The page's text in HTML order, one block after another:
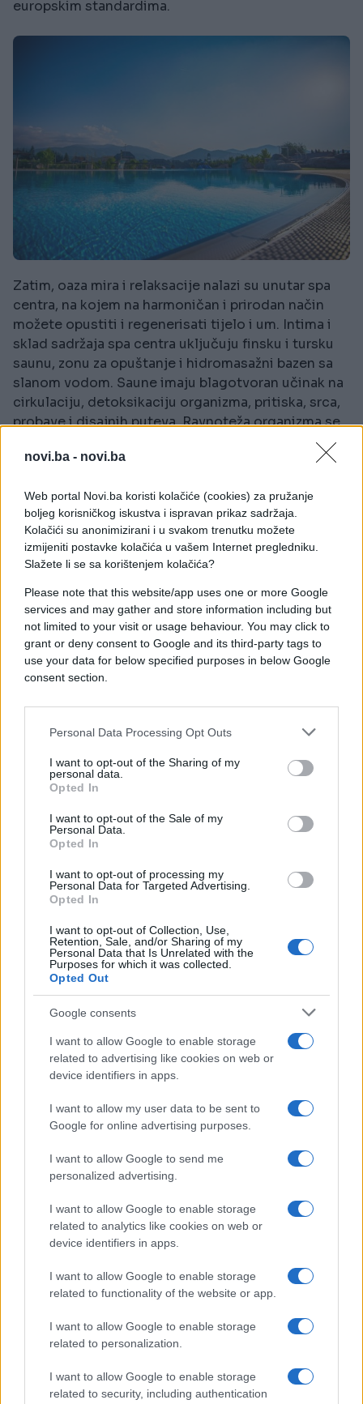
novi.ba - novi.ba
Web portal Novi.ba koristi kolačiće (cookies) za pružanje
boljeg korisničkog iskustva i ispravan prikaz sadržaja.
Kolačići su anonimizirani i u svakom trenutku možete
izmijeniti postavke kolačića u vašem Internet pregledniku.
Slažete li se sa korištenjem kolačića?
Please note that this website/app uses one or more Google
services and may gather and store information including but
not limited to your visit or usage behaviour. You may click to
grant or deny consent to Google and its third-party tags to
use your data for below specified purposes in below Google
consent section.
Personal Data Processing Opt Outs
I want to opt-out of the Sharing of my
personal data.
Opted In
I want to opt-out of the Sale of my
Personal Data.
Opted In
I want to opt-out of processing my
Personal Data for Targeted Advertising.
Opted In
I want to opt-out of Collection, Use,
Retention, Sale, and/or Sharing of my
Personal Data that Is Unrelated with the
Purposes for which it was collected.
Opted Out
Google consents
I want to allow Google to enable storage
related to advertising like cookies on web or
device identifiers in apps.
I want to allow my user data to be sent to
Google for online advertising purposes.
I want to allow Google to send me
personalized advertising.
I want to allow Google to enable storage
related to analytics like cookies on web or
device identifiers in apps.
I want to allow Google to enable storage
related to functionality of the website or app.
I want to allow Google to enable storage
related to personalization.
I want to allow Google to enable storage
related to security, including authentication
europskim standardima.
Zatim, oaza mira i relaksacije nalazi su unutar spa
centra, na kojem na harmoničan i prirodan način
možete opustiti i regenerisati tijelo i um. Intima i
sklad sadržaja spa centra uključuju finsku i tursku
saunu, zonu za opuštanje i hidromasažni bazen sa
slanom vodom. Saune imaju blagotvoran učinak na
cirkulaciju, detoksikaciju organizma, pritiska, srca,
probave i disajnih puteva. Ravnoteža organizma se
saunama, plivanjem u masažnom bazenu sa
foteljama uz umirujuće zvuke vode i muzike.
Osim saune, gosti na raspolaganju imaju dvije slane
pećine, obložene himalajskom solju, starom više od
250 miliona godina. Svojom savršenom kristalnom
strukturom i sastavom pomažu tijelu i nervnom
pećine i atraktivna rasvjeta koja bojama sugeriše
mir i zdravlje, energiju i opuštanje potpuno su
preporučuje djeci koja brzo reaguju na tretmane.
Ko još može u današnjem surovom, pomalo previše
tehnologiji okrenutom svijetu osjetiti bajku?
Dopustite Čardacima da vas odvedu na nebo, na
zemlju i u vodeni svijet vila, vitezova, junaka i
pobjede dobre energije!